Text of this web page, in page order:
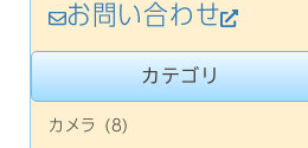
お問い合わせ
カテゴリ
カメラ (8)